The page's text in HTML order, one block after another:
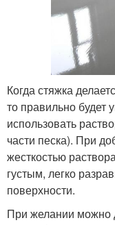
Когда стяжка
то правильно будет
использовать
части песка). При
жесткостью
густым, легко
поверхности.
При желании можно